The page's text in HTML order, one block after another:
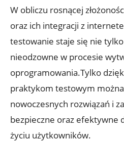
W obliczu rosnącej
oraz ich integracji z
testowanie staje się nie
nieodzowne w procesie
oprogramowania.Tylko
praktykom testowym
nowoczesnych rozwiązań i
bezpieczne oraz efektywne
życiu użytkowników.